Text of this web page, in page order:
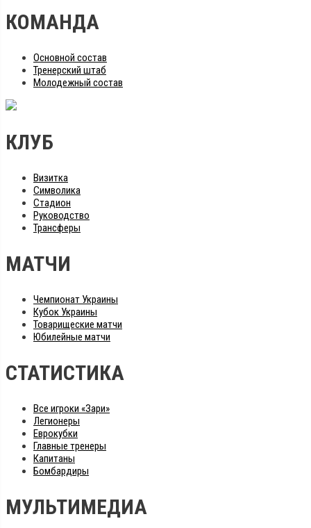
КОМАНДА
Основной состав
Тренерский штаб
Молодежный состав
КЛУБ
Визитка
Символика
Стадион
Руководство
Трансферы
МАТЧИ
Чемпионат Украины
Кубок Украины
Товарищеские матчи
Юбилейные матчи
СТАТИСТИКА
Все игроки «Зари»
Легионеры
Еврокубки
Главные тренеры
Капитаны
Бомбардиры
МУЛЬТИМЕДИА